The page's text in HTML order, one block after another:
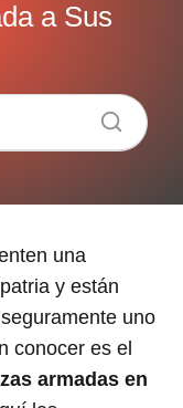
a Sus
una
y están
uno
conocer es el
armadas en